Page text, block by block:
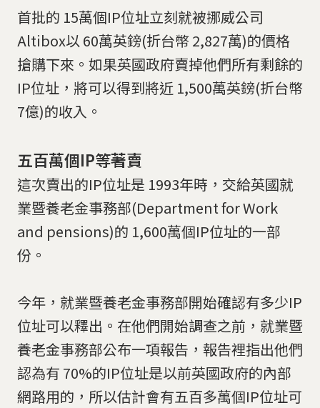
首批的 15萬個IP位址立刻就被挪威公司
Altibox以 60萬英鎊(折台幣 2,827萬)的價格
搶購下來。如果英國政府賣掉他們所有剩餘的
IP位址，將可以得到將近 1,500萬英鎊(折台幣
7億)的收入。
五百萬個IP等著賣
這次賣出的IP位址是 1993年時，交給英國就
業暨養老金事務部(Department for Work
and pensions)的 1,600萬個IP位址的一部
份。
今年，就業暨養老金事務部開始確認有多少IP
位址可以釋出。在他們開始調查之前，就業暨
養老金事務部公布一項報告，報告裡指出他們
認為有 70%的IP位址是以前英國政府的內部
網路用的，所以估計會有五百多萬個IP位址可